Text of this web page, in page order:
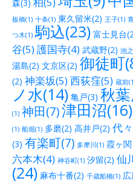
森(3)
板橋(1) 十条(1) 東久留米(2) 王子(1)
つ木(1) 駒込(23) 富士見台
谷(5)護国寺(4) 武蔵野(2) 池
湯島(2) 文京区(2) 御徒町
(2) 神楽坂(5)西荻窪(5) 蔵前
ノ水(14) 亀戸(3) 秋
(1) 神田(7)津田沼(16)
(1) 船堀(1) 多磨(2) 高井戸(2) 代
(3) 有楽町(7) 多摩川(1) 霞ヶ
六本木(4) 神谷町(1) 汐留(2) 仙
(24) 麻布十番(2) 千歳船橋(1)